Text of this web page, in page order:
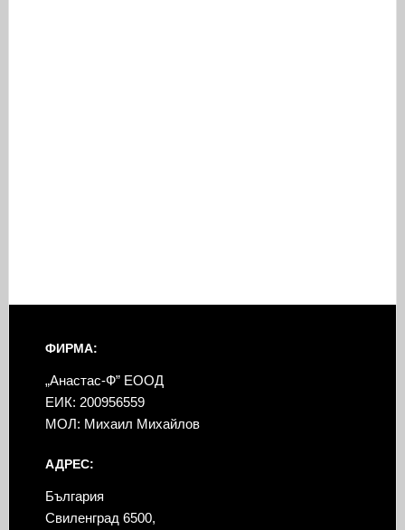
ФИРМА:
„Анастас-Ф” ЕООД
ЕИК: 200956559
МОЛ: Михаил Михайлов
АДРЕС:
България
Свиленград 6500,